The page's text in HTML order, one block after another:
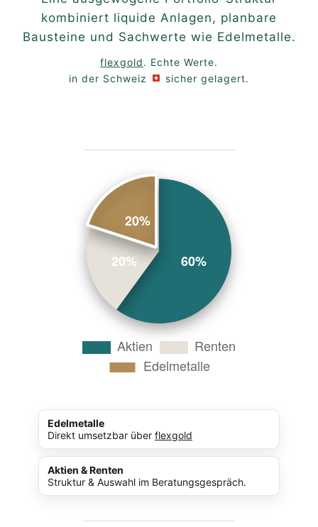
kombiniert liquide Anlagen, planbare
Bausteine und Sachwerte wie Edelmetalle.
flexgold. Echte Werte.
in der Schweiz
sicher gelagert.
Edelmetalle
Direkt umsetzbar über flexgold
Aktien & Renten
Struktur & Auswahl im Beratungsgespräch.